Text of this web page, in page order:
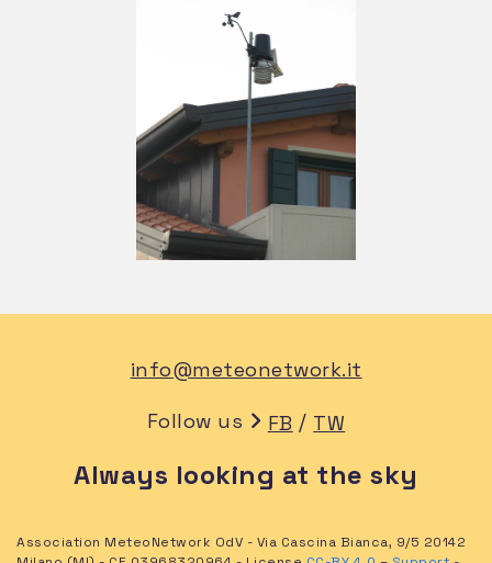
info@meteonetwork.it
Follow us FB / TW
Always looking at the sky
Association MeteoNetwork OdV - Via Cascina Bianca, 9/5 20142